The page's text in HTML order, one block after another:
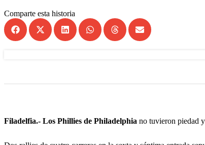
Comparte esta historia
Filadelfia.- Los Phillies de Philadelphia no tuvieron piedad y